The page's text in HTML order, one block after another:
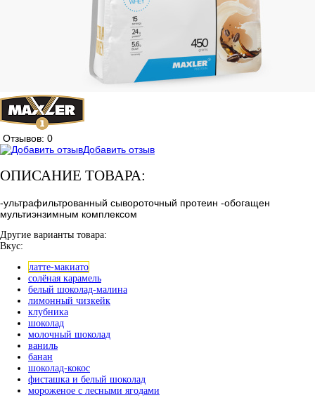
Отзывов: 0
Добавить отзыв
ОПИСАНИЕ ТОВАРА:
-ультрафильтрованный сывороточный протеин -обогащен
мультиэнзимным комплексом
Другие варианты товара:
Вкус:
латте-макиато
солёная карамель
белый шоколад-малина
лимонный чизкейк
клубника
шоколад
молочный шоколад
ваниль
банан
шоколад-кокос
фисташка и белый шоколад
мороженое с лесными ягодами